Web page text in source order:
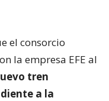
el consorcio
la empresa EFE al
tren
a la